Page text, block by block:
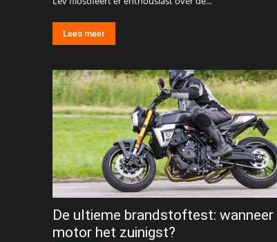
Lees meer
De ultieme brandstoftest: wanneer
motor het zuinigst?